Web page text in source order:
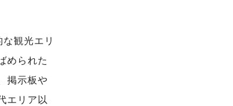
観光エリ
められた
掲示板や
エリア以